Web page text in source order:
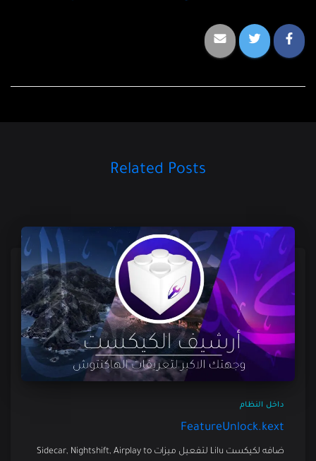
Related Posts
داخل النظام
FeatureUnlock.kext
ضافه لكيكست Lilu لتفعيل ميزات Sidecar, Nightshift, Airplay to